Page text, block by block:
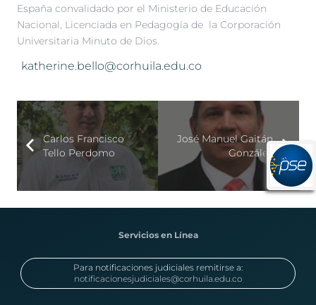
España convalidado por el Ministerio de Educación
Nacional, Licenciada en Pedagogía de la Corporación
Universitaria Minuto de Dios.
katherine.bello@corhuila.edu.co
Carlos Francisco
Tello Perdomo
José Manuel Gaitán
González
Servicios en Línea
Para notificaciones judiciales remitirse a:
notificacionesjudiciales@corhuila.edu.co